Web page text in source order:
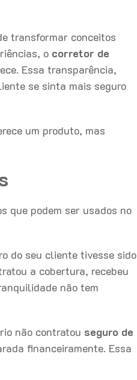
transformar conceitos
o corretor de
Essa transparência,
se sinta mais seguro
um produto, mas
que podem ser usados no
do seu cliente tivesse sido
a cobertura, recebeu
não tem
não contratou seguro de
financeiramente. Essa